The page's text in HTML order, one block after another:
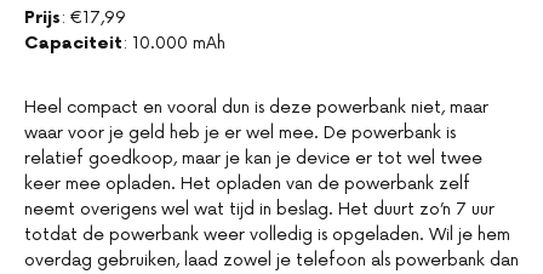
Prijs: €17,99
Capaciteit: 10.000 mAh
Heel compact en vooral dun is deze powerbank niet, maar
waar voor je geld heb je er wel mee. De powerbank is
relatief goedkoop, maar je kan je device er tot wel twee
keer mee opladen. Het opladen van de powerbank zelf
neemt overigens wel wat tijd in beslag. Het duurt zo’n 7 uur
totdat de powerbank weer volledig is opgeladen. Wil je hem
overdag gebruiken, laad zowel je telefoon als powerbank dan